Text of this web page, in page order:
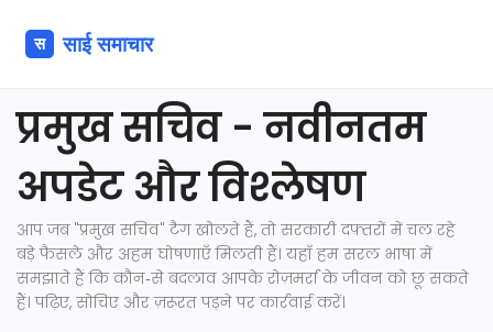
प्रमुख सचिव - नवीनतम
अपडेट और विश्लेषण
आप जब "प्रमुख सचिव" टैग खोलते हैं, तो सरकारी दफ़्तरों में चल रहे
बड़े फैसले और अहम घोषणाएँ मिलती हैं। यहाँ हम सरल भाषा में
समझाते हैं कि कौन‑से बदलाव आपके रोज़मर्रा के जीवन को छू सकते
हैं। पढ़िए, सोचिए और ज़रूरत पड़ने पर कार्रवाई करें।